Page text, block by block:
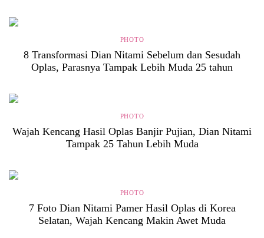
PHOTO
8 Transformasi Dian Nitami Sebelum dan Sesudah
Oplas, Parasnya Tampak Lebih Muda 25 tahun
PHOTO
Wajah Kencang Hasil Oplas Banjir Pujian, Dian Nitami
Tampak 25 Tahun Lebih Muda
PHOTO
7 Foto Dian Nitami Pamer Hasil Oplas di Korea
Selatan, Wajah Kencang Makin Awet Muda